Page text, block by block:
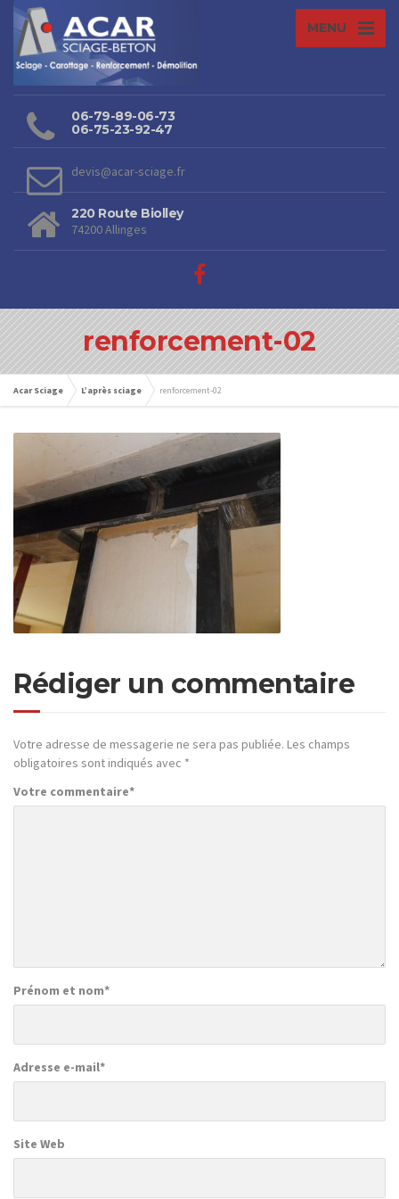
MENU
06-79-89-06-73
06-75-23-92-47
devis@acar-sciage.fr
220 Route Biolley
74200 Allinges
renforcement-02
Acar Sciage L’après sciage renforcement-02
Rédiger un commentaire
Votre adresse de messagerie ne sera pas publiée. Les champs
obligatoires sont indiqués avec *
Votre commentaire*
Prénom et nom*
Adresse e-mail*
Site Web